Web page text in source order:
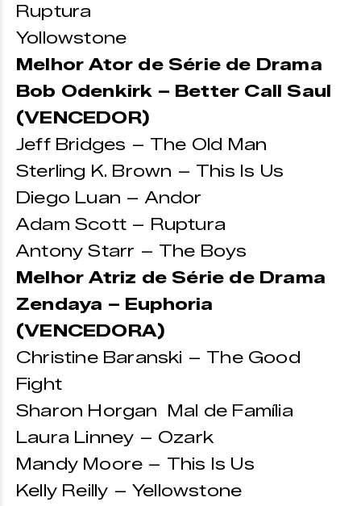
Ruptura
Yollowstone
Melhor Ator de Série de Drama
Bob Odenkirk – Better Call Saul
(VENCEDOR)
Jeff Bridges – The Old Man
Sterling K. Brown – This Is Us
Diego Luan – Andor
Adam Scott – Ruptura
Antony Starr – The Boys
Melhor Atriz de Série de Drama
Zendaya – Euphoria
(VENCEDORA)
Christine Baranski – The Good
Fight
Sharon Horgan Mal de Família
Laura Linney – Ozark
Mandy Moore – This Is Us
Kelly Reilly – Yellowstone